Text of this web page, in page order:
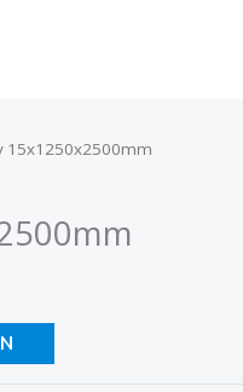
15x1250x2500mm